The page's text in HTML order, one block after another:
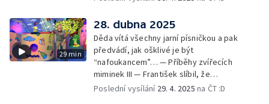
Obrázky a rozloučení
29 min
28. dubna 2025
Děda vítá všechny jarní písničkou a pak
předvádí, jak ošklivé je být
“nafoukancem”… — Příběhy zvířecích
miminek III — František slíbil, že
nafoukancem nikdy nebude a děda mu písní
Poslední vysílání 29. 4. 2025 na ČT :D